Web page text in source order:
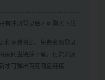
有注册登录后才可购买下载
和免费资源，免费资源登录
度网盘链接下载，付费资源
才可弹出百度网盘链接